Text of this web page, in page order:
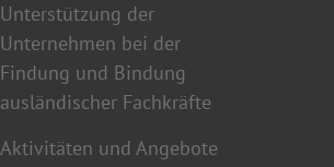
Unterstützung der
Unternehmen bei der
Findung und Bindung
ausländischer Fachkräfte
Aktivitäten und Angebote